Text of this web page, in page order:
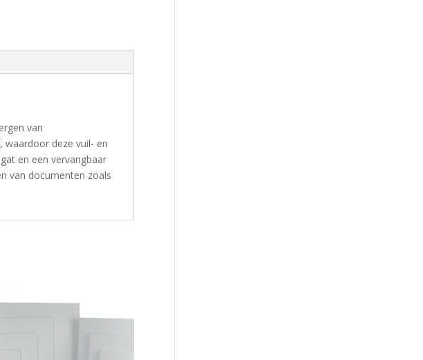
van
deze vuil- en
en een vervangbaar
van documenten zoals